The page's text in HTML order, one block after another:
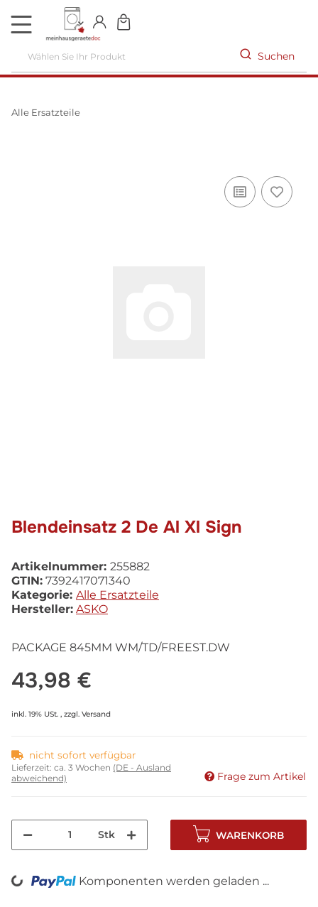
DE
Suchen
Alle Ersatzteile
Blendeinsatz 2 De Al Xl Sign
Artikelnummer: 255882
GTIN: 7392417071340
Kategorie: Alle Ersatzteile
Hersteller: ASKO
PACKAGE 845MM WM/TD/FREEST.DW
43,98 €
inkl. 19% USt. , zzgl. Versand
nicht sofort verfügbar
Lieferzeit: ca. 3 Wochen (DE - Ausland
abweichend)
Frage zum Artikel
Stk WARENKORB
Loading... Komponenten werden geladen ...